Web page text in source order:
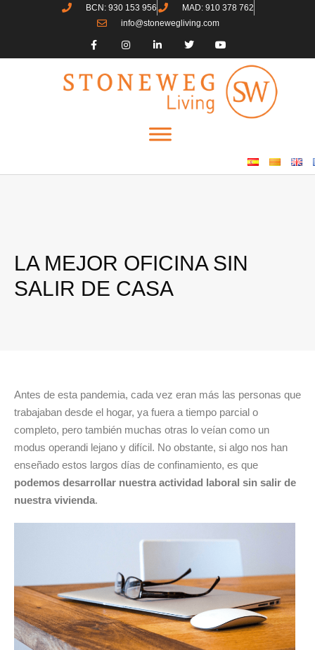
BCN: 930 153 956
MAD: 910 378 762
info@stonewegliving.com
LA MEJOR OFICINA SIN
SALIR DE CASA
Antes de esta pandemia, cada vez eran más las personas que
trabajaban desde el hogar, ya fuera a tiempo parcial o
completo, pero también muchas otras lo veían como un
modus operandi lejano y difícil. No obstante, si algo nos han
enseñado estos largos días de confinamiento, es que
podemos desarrollar nuestra actividad laboral sin salir de
nuestra vivienda.